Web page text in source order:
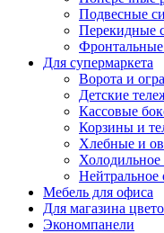
Подвесные
Перекидные
Для супермаркета
Ворота и
Детские
Кассовые
Корзины и
Хлебные и
Холодильное
Нейтральное
Мебель для офиса
Для магазина
Экономпанели